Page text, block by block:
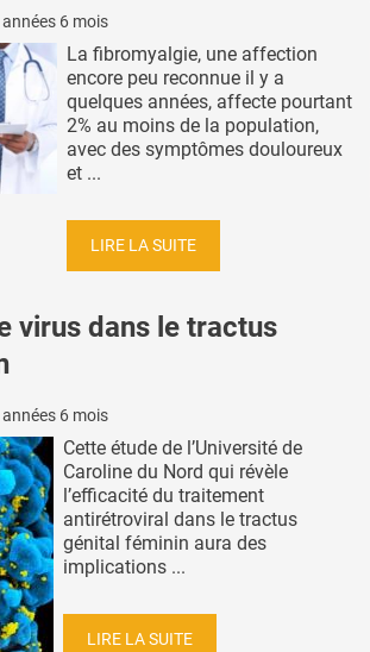
années 6 mois
La fibromyalgie, une affection
encore peu reconnue il y a
quelques années, affecte pourtant
2% au moins de la population,
avec des symptômes douloureux
et ...
LIRE LA SUITE
virus dans le tractus
années 6 mois
Cette étude de l’Université de
Caroline du Nord qui révèle
l’efficacité du traitement
antirétroviral dans le tractus
génital féminin aura des
implications ...
LIRE LA SUITE